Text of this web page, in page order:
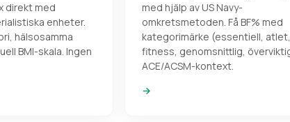
direkt med
enheter.
hälsosamma
BMI-skala. Ingen
med hjälp av US Navy-
omkretsmetoden. Få BF% med
kategorimärke (essentiell, atlet,
fitness, genomsnittlig,
ACE/ACSM-kontext.
→